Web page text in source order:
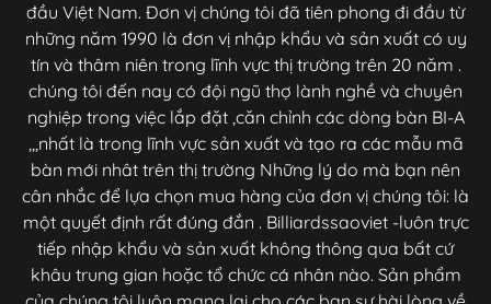
đầu Việt Nam. Đơn vị chúng tôi đã tiên phong đi đầu từ
những năm 1990 là đơn vị nhập khẩu và sản xuất có uy
tín và thâm niên trong lĩnh vực thị trường trên 20 năm .
chúng tôi đến nay có đội ngũ thợ lành nghề và chuyên
nghiệp trong việc lắp đặt ,căn chỉnh các dòng bàn BI-A
,,,nhất là trong lĩnh vực sản xuất và tạo ra các mẫu mã
bàn mới nhât trên thị trường Những lý do mà bạn nên
cân nhắc để lựa chọn mua hàng của đơn vị chúng tôi: là
một quyết định rất đúng đắn . Billiardssaoviet -luôn trực
tiếp nhập khẩu và sản xuất không thông qua bất cứ
khâu trung gian hoặc tổ chức cá nhân nào. Sản phẩm